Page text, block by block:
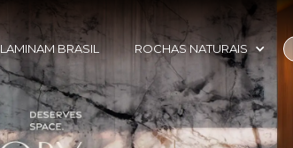
LAMINAM BRASIL ROCHAS NATURAIS